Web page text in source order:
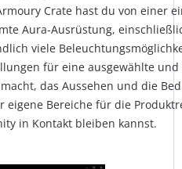
Crate hast du von einer
Aura-Ausrüstung,
viele
für eine ausgewählte und
das Aussehen und die
eigene Bereiche für die
in Kontakt bleiben kannst.